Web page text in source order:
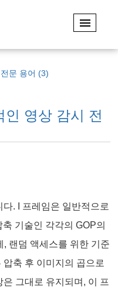
문 용어 (3)
인 영상 감시 전
다. I 프레임은 일반적으로
기술인 각각의 GOP의
랜덤 액세스를 위한 기준
축 후 이미지의 곱으로
그대로 유지되며, 이 프